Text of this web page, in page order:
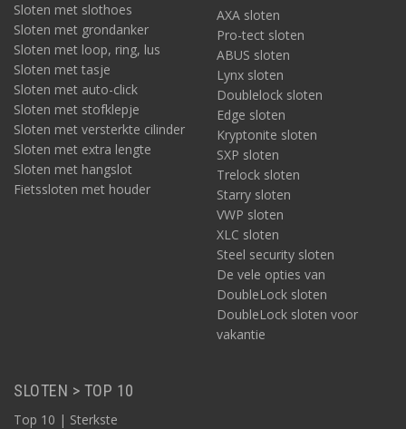
Sloten met slothoes
Sloten met grondanker
Sloten met loop, ring, lus
Sloten met tasje
Sloten met auto-click
Sloten met stofklepje
Sloten met versterkte cilinder
Sloten met extra lengte
Sloten met hangslot
Fietssloten met houder
AXA sloten
Pro-tect sloten
ABUS sloten
Lynx sloten
Doublelock sloten
Edge sloten
Kryptonite sloten
SXP sloten
Trelock sloten
Starry sloten
VWP sloten
XLC sloten
Steel security sloten
De vele opties van
DoubleLock sloten
DoubleLock sloten voor
vakantie
SLOTEN > TOP 10
Top 10 | Sterkste